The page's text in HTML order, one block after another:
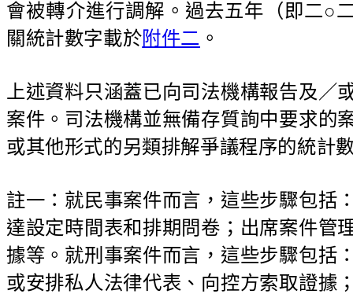
會被轉介進行調解。過去五年（即二○
關統計數字載於附件二 。
上述資料只涵蓋已向司法機構報告及
案件。司法機構並無備存質詢中要求的
或其他形式的另類排解爭議程序的統計
註一：就民事案件而言，這些步驟包括
達設定時間表和排期問卷；出席案件管
據等。就刑事案件而言，這些步驟包括
或安排私人法律代表、向控方索取證據